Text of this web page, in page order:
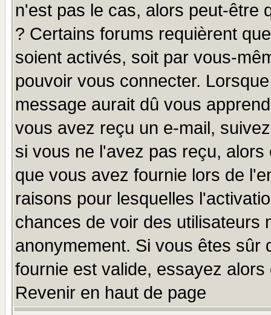
n'est pas le cas, alors peut-être
? Certains forums requièrent
soient activés, soit par vous-
pouvoir vous connecter.
message aurait dû vous
vous avez reçu un e-mail,
si vous ne l'avez pas reçu,
que vous avez fournie lors de
raisons pour lesquelles
chances de voir des utilisateurs
anonymement. Si vous êtes sûr
fournie est valide, essayez
Revenir en haut de page